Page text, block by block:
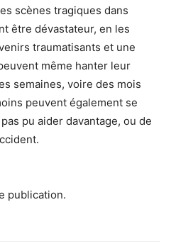
scènes tragiques dans
être dévastateur, en les
traumatisants et une
même hanter leur
semaines, voire des mois
peuvent également se
pu aider davantage, ou de
publication.